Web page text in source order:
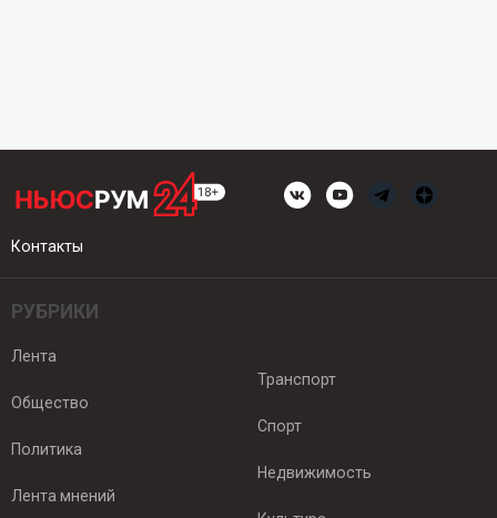
Контакты
РУБРИКИ
Лента
Общество
Политика
Лента мнений
Транспорт
Спорт
Недвижимость